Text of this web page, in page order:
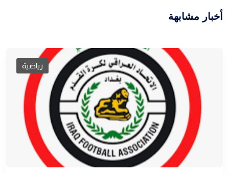
أخبار مشابهة
رياضية